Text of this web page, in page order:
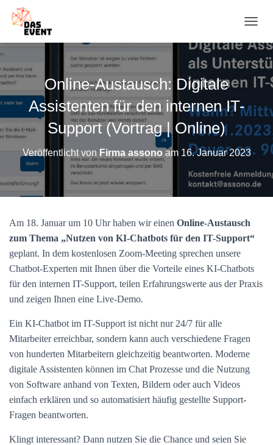
A
I
G
A
O
N
U
C
E
Online-Austausch: Digitale
Assistenten für den internen IT-
Support (Vortrag | Online)
Veröffentlicht von Firma assonoam 16. Januar 2023
Am 18. Januar um 10 Uhr haben wir einen Online-Austausch
zum Thema „Nutzen von KI-Chatbots für den IT-Support“
geplant. In dem kostenlosen Zoom-Meeting sprechen unsere
Chatbot-Experten mit Ihnen über die Vorteile eines KI-Chatbots
für den internen IT-Support, teilen Erfahrungswerte aus der Praxis
und zeigen Ihnen eine Live-Demo.
Ein KI-Chatbot im IT-Support ist nicht nur 24/7 für alle
Mitarbeiter erreichbar, sondern kann auch verschiedene Fragen
von hunderten Mitarbeitern gleichzeitig beantworten. Moderne
digitale Assistenten können im Chat Prozesse und die Nutzung
von Software anhand von Texten, Bildern oder auch Videos
einfach erklären und so automatisiert häufig gestellte Support-
Fragen beantworten.
Klingt interessant? Dann nutzen Sie die Chance und seien Sie